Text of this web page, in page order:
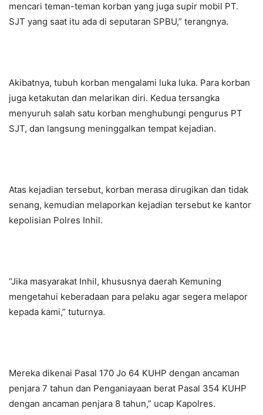
mencari teman-teman korban yang juga supir mobil PT.
SJT yang saat itu ada di seputaran SPBU,” terangnya.
Akibatnya, tubuh korban mengalami luka luka. Para korban
juga ketakutan dan melarikan diri. Kedua tersangka
menyuruh salah satu korban menghubungi pengurus PT
SJT, dan langsung meninggalkan tempat kejadian.
Atas kejadian tersebut, korban merasa dirugikan dan tidak
senang, kemudian melaporkan kejadian tersebut ke kantor
kepolisian Polres Inhil.
“Jika masyarakat Inhil, khususnya daerah Kemuning
mengetahui keberadaan para pelaku agar segera melapor
kepada kami,” tuturnya.
Mereka dikenai Pasal 170 Jo 64 KUHP dengan ancaman
penjara 7 tahun dan Penganiayaan berat Pasal 354 KUHP
dengan ancaman penjara 8 tahun,” ucap Kapolres.